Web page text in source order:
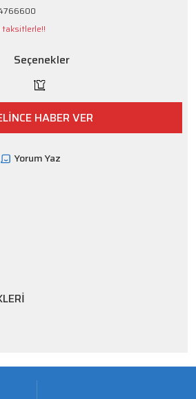
Seçenekler
HABER VER
Yorum Yaz